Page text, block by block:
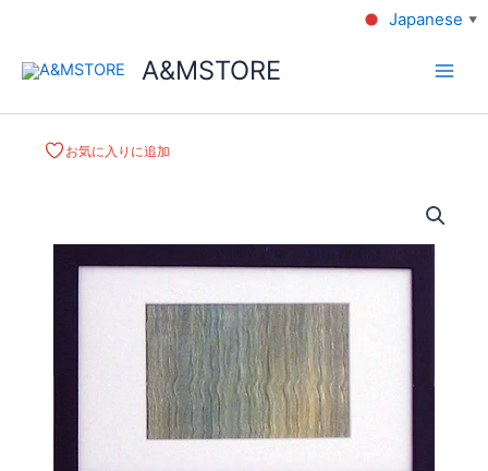
A&MSTORE
お気に入りに追加
Japanese ▼